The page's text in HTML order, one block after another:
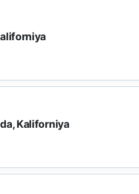
Kaliforniya